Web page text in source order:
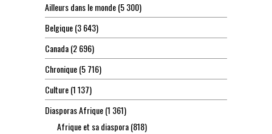
Ailleurs dans le monde(5 300)
Belgique(3 643)
Canada(2 696)
Chronique(5 716)
Culture(1 137)
Diasporas Afrique(1 361)
Afrique et sa diaspora(818)